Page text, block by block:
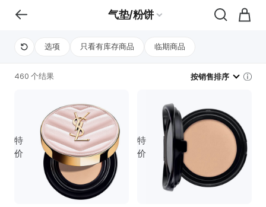
气垫/粉饼
选项 只看有库存商品 临期商品
460 个结果 按销售排序
特
价
特
价